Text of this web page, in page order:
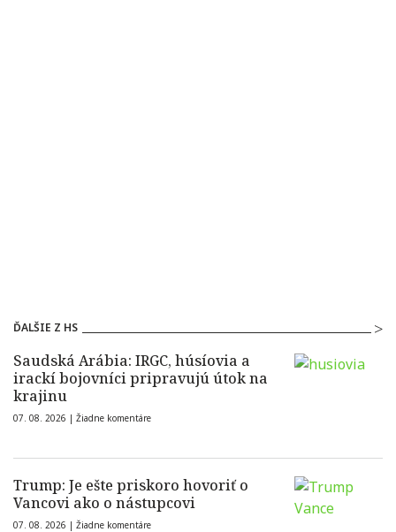
ĎALŠIE Z HS
Saudská Arábia: IRGC, húsíovia a
irackí bojovníci pripravujú útok na
krajinu
07. 08. 2026 | Žiadne komentáre
Trump: Je ešte priskoro hovoriť o
Vancovi ako o nástupcovi
07. 08. 2026 | Žiadne komentáre